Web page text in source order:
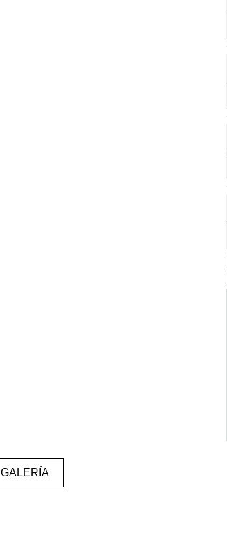
GALERÍA